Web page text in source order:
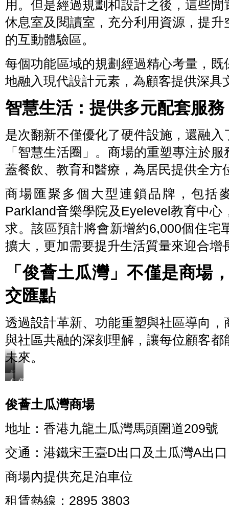
用。但是經過規劃和設計之後，這些
休息室及閱讀室，充分利用資源，提
的互動體驗區。
每個功能區域的規劃經過精心考量，
地融入現代設計元素，為顧客提供深具
智慧生活：提供多元配套服務
是次翻新不僅優化了硬件設施，還融
「智慧生活圈」。商場的重塑專注於
蓋餐飲、教育和醫療，為居民提供全方
商場匯聚多個大型連鎖品牌，包括
Parkland音樂學院及Eyelevel教育中
求。該區預計將會新增約6,000個住宅
擴大，更加需要提升生活質量來迎合增
「俊薈土瓜灣」不僅是商場
交匯點
透過設計革新、功能重塑與社區導向
與社區共融的深刻理解，讓每位顧客
未來。
錦
綉
園
市
心
場
（元
錦
綉
園）
俊
旺
角
座
式
商
廈
角
塘
道
俊
長
沙
銀
座
式
商
（長
沙
青
俊薈土瓜灣商場
地址：香港九龍土瓜灣馬頭圍道209號
交通：港鐵宋王臺D出口及土瓜灣A出口
商場內提供充足泊車位
租賃熱線：2895 3803